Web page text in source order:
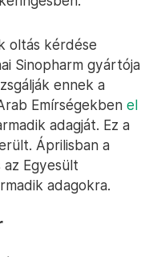
oltás kérdése
Sinopharm gyártója
ennek a
Emírségekben el
adagját. Ez a
Áprilisban a
az Egyesült
adagokra.